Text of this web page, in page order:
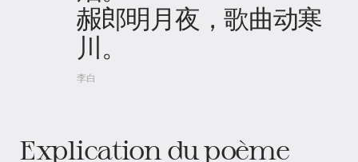
赧郎明月夜，歌曲动寒
川。
李白
Explication du poème